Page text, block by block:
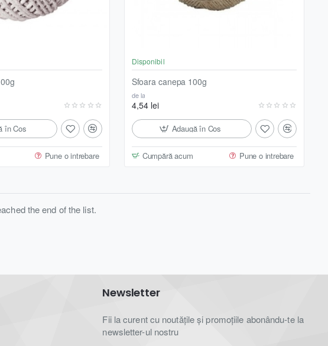
în Coş
Pune o intrebare
Disponibil
Sfoara canepa 100g
de la
4,54 lei
Adaugă în Coş
Cumpără acum Pune o intrebare
the end of the list.
Newsletter
Fii la curent cu noutățile și promoțiile abonându-te la
newsletter-ul nostru